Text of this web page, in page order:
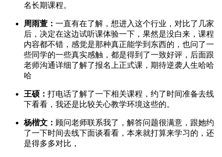
名长期课程。
周雨萱： 一直有在了解，想进入这个行业，对比了几家
后，决定在这边试听课体验一下，果然是没白来，课程
内容都不错，感觉是那种真正能学到东西的，也问了一
些同学的一些真实感触，都是得到了一致好评，后面跟
老师沟通详细了解了报名上正式课，期待逆袭人生哈哈
哈
王硕： 打电话了解了一下相关课程，约了时间准备去线
下看看，我还是比较关心教学环境这些的。
杨楷文： 顾问老师联系我了，解答问题很满意，跟她约
了一下时间去线下面谈看看，本来就打算来学习的，还
是得多多对比，